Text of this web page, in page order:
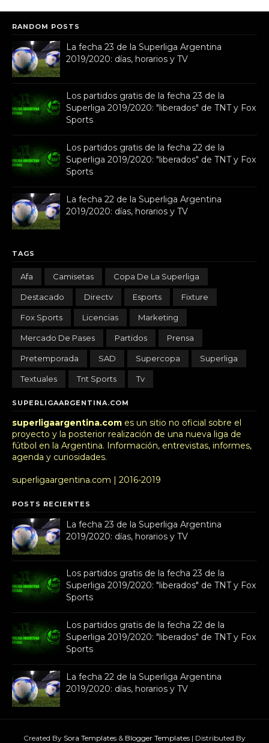
RANDOM POSTS
La fecha 23 de la Superliga Argentina
2019/2020: días, horarios y TV
Los partidos gratis de la fecha 23 de la
Superliga 2019/2020: "liberados" de TNT y Fox
Sports
Los partidos gratis de la fecha 22 de la
Superliga 2019/2020: "liberados" de TNT y Fox
Sports
La fecha 22 de la Superliga Argentina
2019/2020: días, horarios y TV
TAGS
Afa Camisetas Copa De La Superliga
Destacado Directv Esports Fixture
Fox Sports Licencias Marketing
Mercado De Pases Partidos Prensa
Pretemporada SAD Supercopa Superliga
Textuales Tnt Sports Tv
SUPERLIGAARGENTINA.COM
superligaargentina.com es un sitio no oficial sobre el
proyecto y la posterior realización de una nueva liga de
fútbol en la Argentina. Información, entrevistas, informes,
agenda y curiosidades.
superligaargentina.com | 2016-2019
POSTS RECIENTES
La fecha 23 de la Superliga Argentina
2019/2020: días, horarios y TV
Los partidos gratis de la fecha 23 de la
Superliga 2019/2020: "liberados" de TNT y Fox
Sports
Los partidos gratis de la fecha 22 de la
Superliga 2019/2020: "liberados" de TNT y Fox
Sports
La fecha 22 de la Superliga Argentina
2019/2020: días, horarios y TV
Created By Sora Templates & Blogger Templates | Distributed By